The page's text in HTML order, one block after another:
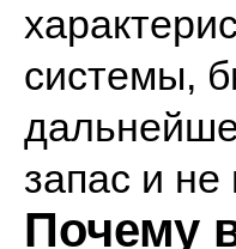
системы,
запас и
Почему